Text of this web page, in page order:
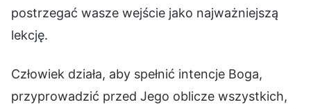
postrzegać wasze wejście jako najważniejszą
lekcję.
Człowiek działa, aby spełnić intencje Boga,
przyprowadzić przed Jego oblicze wszystkich,